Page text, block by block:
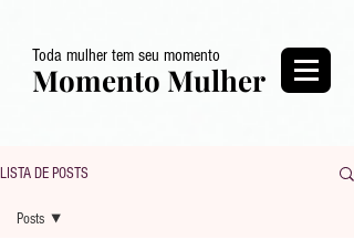
Momento Mulher
Toda mulher tem seu momento
LISTA DE POSTS
Posts